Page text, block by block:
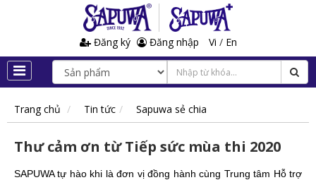
Đăng ký Đăng nhập Vi / En
Trang chủ Tin tức Sapuwa sẻ chia
Thư cảm ơn từ Tiếp sức mùa thi 2020
SAPUWA tự hào khi là đơn vị đồng hành cùng Trung tâm Hỗ trợ